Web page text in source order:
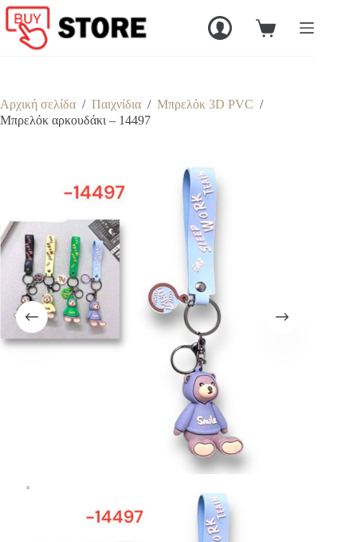
Μετάβαση
στο
περιεχόμενο
Καλάθι
Αρχική σελίδα / Παιχνίδια / Μπρελόκ 3D PVC /
Mπρελόκ αρκουδάκι – 14497